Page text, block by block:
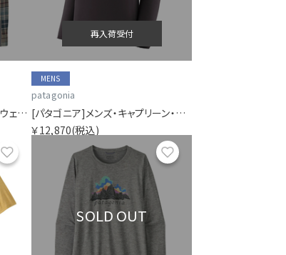
[パタゴニア]ウィメンズ・ライトウェイト・フィヨルド・フランネル・シャツ
再入荷受付
MENS
patagonia
[パタゴニア]メンズ・キャプリーン・ミッドウェイト・クルー
￥12,870(税込)
SOLD OUT